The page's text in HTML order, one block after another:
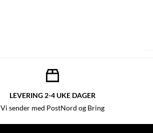
LEVERING 2-4 UKE DAGER
Vi sender med PostNord og Bring